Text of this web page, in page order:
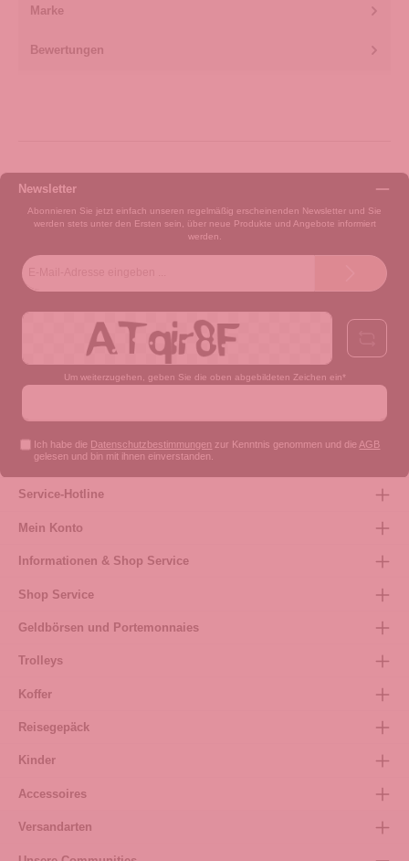
Marke
Bewertungen
Newsletter
Abonnieren Sie jetzt einfach unseren regelmäßig erscheinenden Newsletter und Sie
werden stets unter den Ersten sein, über neue Produkte und Angebote informiert
werden.
Um weiterzugehen, geben Sie die oben abgebildeten Zeichen ein*
Ich habe die Datenschutzbestimmungen zur Kenntnis genommen und die AGB
gelesen und bin mit ihnen einverstanden.
Service-Hotline
Mein Konto
Informationen & Shop Service
Shop Service
Geldbörsen und Portemonnaies
Trolleys
Koffer
Reisegepäck
Kinder
Accessoires
Versandarten